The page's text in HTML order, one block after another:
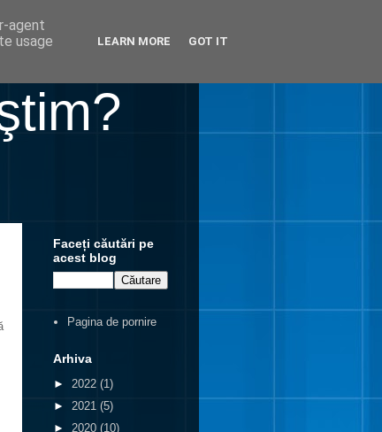
Faceți căutări pe
acest blog
Pagina de pornire
Arhiva
► 2022 (1)
► 2021 (5)
► 2020 (10)
agent
usage
LEARN MORE GOT IT